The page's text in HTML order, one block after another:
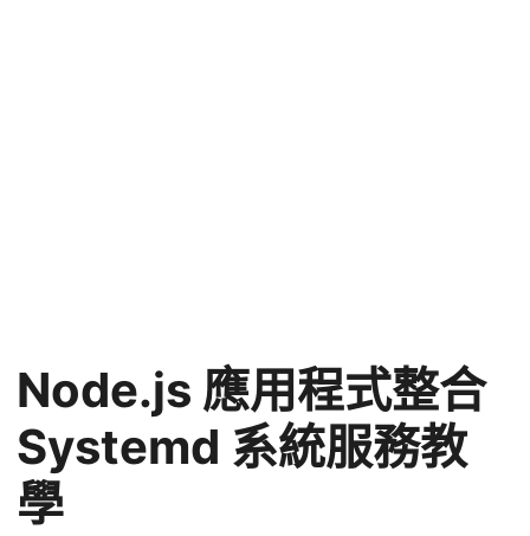
Node.js 應用程式整合
Systemd 系統服務教
學